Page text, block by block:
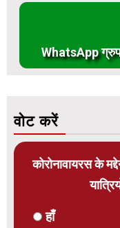
WhatsApp
वोट करें
कोरोनावायरस के
हाँ